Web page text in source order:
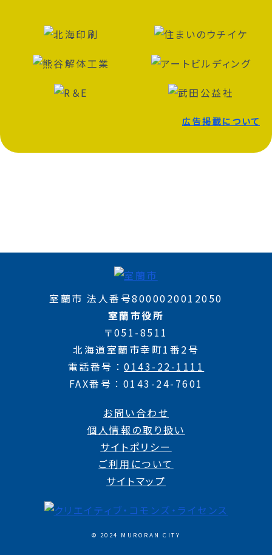
広告掲載について
室蘭市 法人番号8000020012050
室蘭市役所
〒051-8511
北海道室蘭市幸町1番2号
電話番号
0143-22-1111
FAX番号
0143-24-7601
お問い合わせ
個人情報の取り扱い
サイトポリシー
ご利用について
サイトマップ
© 2024 MURORAN CITY